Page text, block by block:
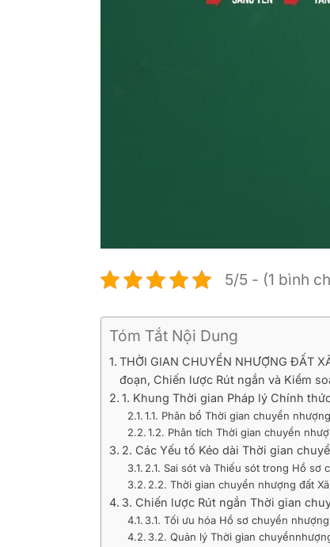
5/5 - (1 bình
Tóm Tắt Nội Dung
THỜI GIAN CHUYỂN NHƯỢNG ĐẤT
đoạn, Chiến lược Rút ngắn và Kiểm
1. Khung Thời gian Pháp lý Chính
1.1. Phân bổ Thời gian chuyển
1.2. Phân tích Thời gian chuyển
2. Các Yếu tố Kéo dài Thời gian
2.1. Sai sót và Thiếu sót trong Hồ sơ
2.2. Thời gian chuyển nhượng đất
3. Chiến lược Rút ngắn Thời gian
3.1. Tối ưu hóa Hồ sơ chuyển
3.2. Quản lý Thời gian